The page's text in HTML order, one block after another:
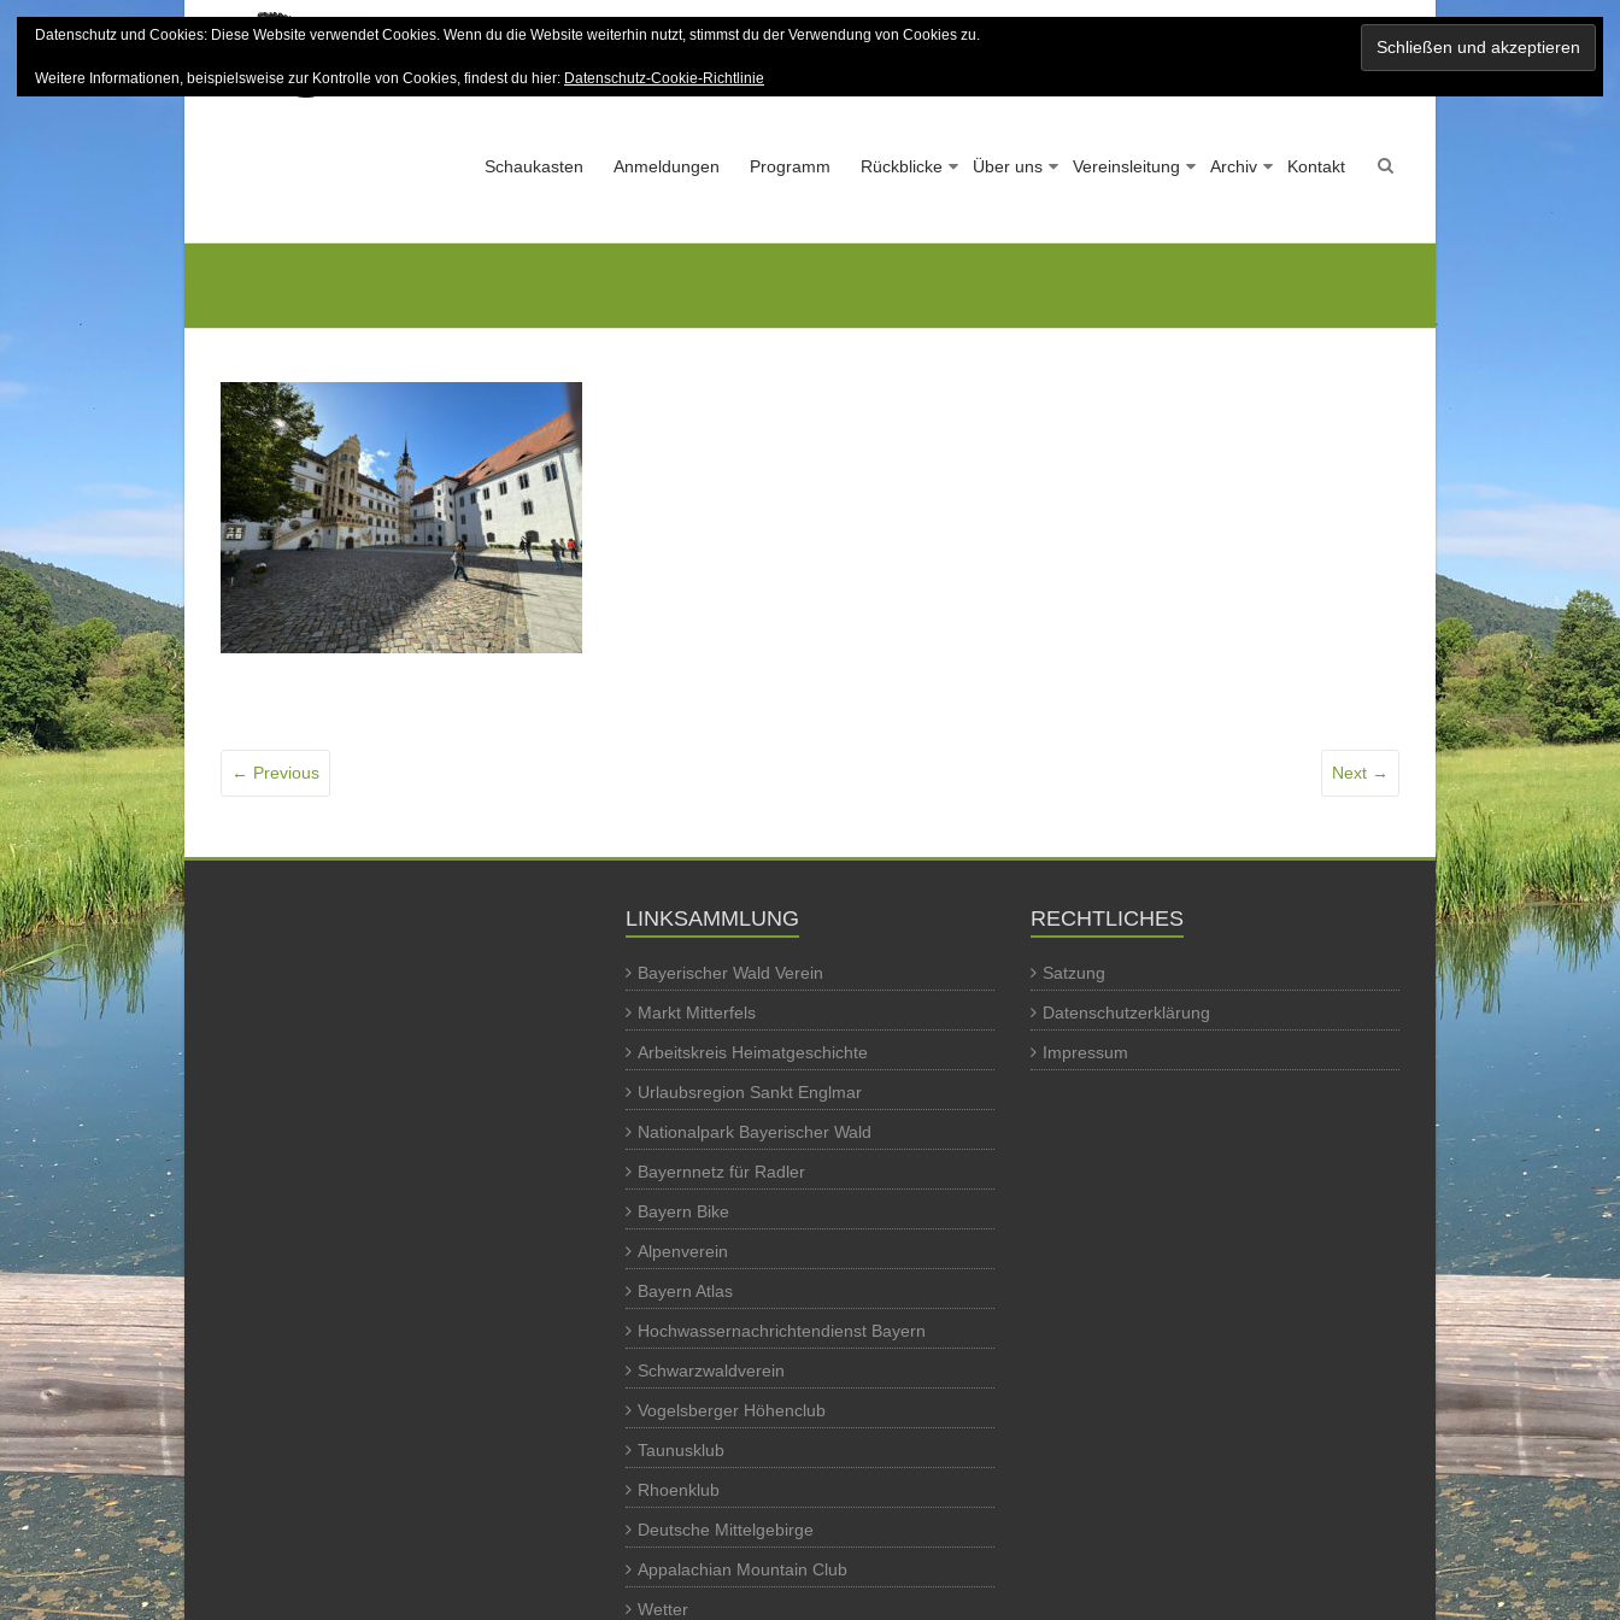
to
Bayerischer Wald-Verein
Sektion Mitterfels e.V. – Seit 1963
Schaukasten Anmeldungen Programm Rückblicke Über uns Vereinsleitung Archiv Kontakt
← Previous Next →
LINKSAMMLUNG
Bayerischer Wald Verein
Markt Mitterfels
Arbeitskreis Heimatgeschichte
Urlaubsregion Sankt Englmar
Nationalpark Bayerischer Wald
Bayernnetz für Radler
Bayern Bike
Alpenverein
Bayern Atlas
Hochwassernachrichtendienst Bayern
Schwarzwaldverein
Vogelsberger Höhenclub
Taunusklub
Rhoenklub
Deutsche Mittelgebirge
Appalachian Mountain Club
Wetter
RECHTLICHES
Satzung
Datenschutzerklärung
Impressum
Datenschutz und Cookies: Diese Website verwendet Cookies. Wenn du die Website weiterhin nutzt, stimmst du der Verwendung von Cookies zu.
Weitere Informationen, beispielsweise zur Kontrolle von Cookies, findest du hier: Datenschutz-Cookie-Richtlinie